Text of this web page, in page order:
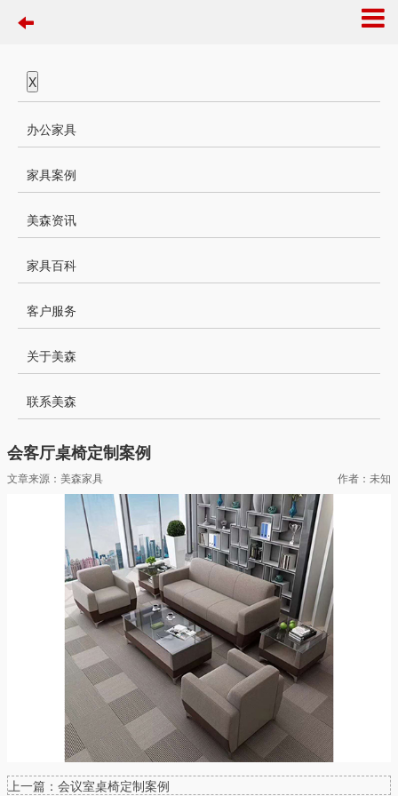
X
办公家具
家具案例
美森资讯
家具百科
客户服务
关于美森
联系美森
会客厅桌椅定制案例
文章来源：美森家具 作者：未知
上一篇：会议室桌椅定制案例